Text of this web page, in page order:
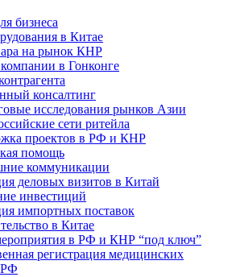
бизнеса
в Китае
на рынок КНР
в Гонконге
консалтинг
исследования рынков Азии
сети ритейла
проектов в РФ и КНР
помощь
коммуникации
деловых визитов в Китай
инвестиций
импортных поставок
в Китае
в РФ и КНР “под ключ”
регистрация медицинских
РФ